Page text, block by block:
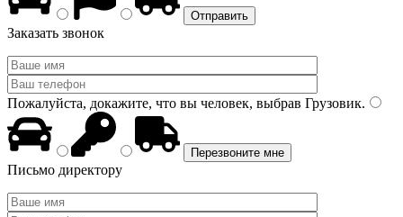
Заказать звонок
Пожалуйста, докажите, что вы человек, выбрав Грузовик.
Письмо директору